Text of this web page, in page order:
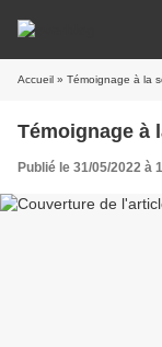
Accueil » Témoignage à la
Témoignage à
Publié le 31/05/2022 à